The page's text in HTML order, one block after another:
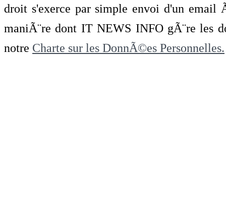
droit s'exerce par simple envoi d'un
maniÃ¨re dont IT NEWS INFO gÃ¨re les
notre Charte sur les DonnÃ©es Personnelles.